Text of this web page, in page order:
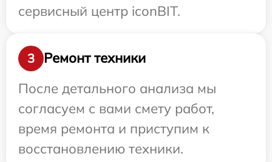
сервисный центр iconBIT.
3
Ремонт техники
После детального анализа мы
согласуем с вами смету работ,
время ремонта и приступим к
восстановлению техники.